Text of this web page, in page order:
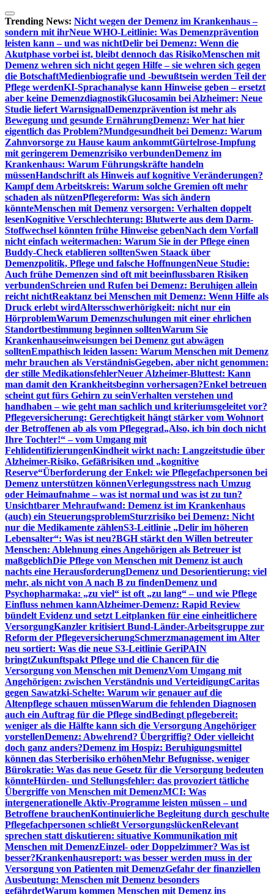
Zum
Inhalt
springen
Trending News: Nicht wegen der Demenz im Krankenhaus –
sondern mit ihrNeue WHO-Leitlinie: Was Demenzprävention
leisten kann – und was nichtDelir bei Demenz: Wenn die
Akutphase vorbei ist, bleibt dennoch das RisikoMenschen mit
Demenz wehren sich nicht gegen Hilfe – sie wehren sich gegen
die BotschaftMedienbiografie und -bewußtsein werden Teil der
Pflege werdenKI-Sprachanalyse kann Hinweise geben – ersetzt
aber keine DemenzdiagnostikGlucosamin bei Alzheimer: Neue
Studie liefert WarnsignalDemenzprävention ist mehr als
Bewegung und gesunde ErnährungDemenz: Wer hat hier
eigentlich das Problem?Mundgesundheit bei Demenz: Warum
Zahnvorsorge zu Hause kaum ankommtGürtelrose-Impfung
mit geringerem Demenzrisiko verbundenDemenz im
Krankenhaus: Warum Führungskräfte handeln
müssenHandschrift als Hinweis auf kognitive Veränderungen?
Kampf dem Arbeitskreis: Warum solche Gremien oft mehr
schaden als nützenPflegereform: Was sich ändern
könnteMenschen mit Demenz versorgen: Verhalten doppelt
lesenKognitive Verschlechterung: Blutwerte aus dem Darm-
Stoffwechsel könnten frühe Hinweise gebenNach dem Vorfall
nicht einfach weitermachen: Warum Sie in der Pflege einen
Buddy-Check etablieren solltenSwen Staack über
Demenzpolitik, Pflege und falsche HoffnungenNeue Studie:
Auch frühe Demenzen sind oft mit beeinflussbaren Risiken
verbundenSchreien und Rufen bei Demenz: Beruhigen allein
reicht nichtReaktanz bei Menschen mit Demenz: Wenn Hilfe als
Druck erlebt wirdAltersschwerhörigkeit: nicht nur ein
HörproblemWarum Demenzschulungen mit einer ehrlichen
Standortbestimmung beginnen solltenWarum Sie
Krankenhauseinweisungen bei Demenz gut abwägen
solltenEmpathisch leiden lassen: Warum Menschen mit Demenz
mehr brauchen als VerständnisGegeben, aber nicht genommen:
der stille MedikationsfehlerNeuer Alzheimer-Bluttest: Kann
man damit den Krankheitsbeginn vorhersagen?Enkel betreuen
scheint gut fürs Gehirn zu seinVerhalten verstehen und
handhaben – wie geht man sachlich und kriteriumsgeleitet vor?
Pflegeversicherung: Gerechtigkeit hängt stärker vom Wohnort
der Betroffenen ab als vom Pflegegrad„Also, ich bin doch nicht
Ihre Tochter!“ – vom Umgang mit
FehlidentifizierungenKindheit wirkt nach: Langzeitstudie über
Alzheimer-Risiko, Gefäßrisiken und „kognitive
Reserve“Überforderung der Enkel: wie Pflegefachpersonen bei
Demenz unterstützen könnenVerlegungsstress nach Umzug
oder Heimaufnahme – was ist normal und was ist zu tun?
Unsichtbarer Mehraufwand: Demenz ist im Krankenhaus
(auch) ein SteuerungsproblemSturzrisiko bei Demenz: Nicht
nur die Medikamente zählenS3-Leitlinie „Delir im höheren
Lebensalter“: Was ist neu?BGH stärkt den Willen betreuter
Menschen: Ablehnung eines Angehörigen als Betreuer ist
maßgeblichDie Pflege von Menschen mit Demenz ist auch
nachts eine HerausforderungDemenz und Desorientierung: viel
mehr, als nicht von A nach B zu findenDemenz und
Psychopharmaka: „zu viel“ ist oft „zu lang“ – und wie Pflege
Einfluss nehmen kannAlzheimer-Demenz: Rapid Review
bündelt Evidenz und setzt Leitplanken für eine einheitlichere
VersorgungKanzler kritisiert Bund-Länder-Arbeitsgruppe zur
Reform der PflegeversicherungSchmerzmanagement im Alter
neu sortiert: Was die neue S3-Leitlinie GeriPAIN
bringtZukunftspakt Pflege und die Chancen für die
Versorgung von Menschen mit DemenzVom Umgang mit
Angehörigen: zwischen Verständnis und VerteidigungCaritas
gegen Sawatzki-Schelte: Warum wir genauer auf die
Altenpflege schauen müssenWarum die fehlenden Diagnosen
auch ein Auftrag für die Pflege sindBedingt pflegebereit:
weniger als die Hälfte kann sich die Versorgung Angehöriger
vorstellenDemenz: Abwehrend? Übergriffig? Oder vielleicht
doch ganz anders?Demenz im Hospiz: Beruhigungsmittel
können das Sterberisiko erhöhenMehr Befugnisse, weniger
Bürokratie: Was das neue Gesetz für die Versorgung bedeuten
könnteHürden- und Stellungsfehler: das provoziert tätliche
Übergriffe von Menschen mit DemenzMCI: Was
intergenerationelle Aktiv-Programme leisten müssen – und
Betroffene brauchenKontinuierliche Begleitung durch geschulte
Pflegefachpersonen schließt VersorgungslückenRelevant
sprechen statt diskutieren: situative Kommunikation mit
Menschen mit DemenzEinzel- oder Doppelzimmer? Was ist
besser?Krankenhausreport: was besser werden muss in der
Versorgung von Patienten mit DemenzGefahr der finanziellen
Ausbeutung: Menschen mit Demenz besonders
gefährdetWarum kommen Menschen mit Demenz ins